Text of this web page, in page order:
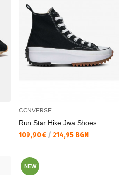
CONVERSE
Run Star Hike Jwa Shoes
Текуща цена:
109,90 € / 214,95 BGN
NEW